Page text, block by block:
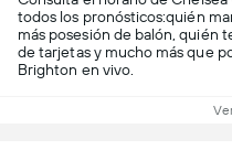
todos los pronósticos:quién
más posesión de balón, quién
de tarjetas y mucho más que
Brighton en vivo.